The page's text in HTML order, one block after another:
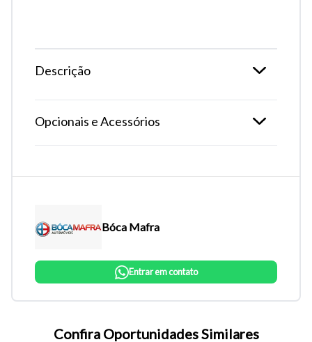
Descrição
Opcionais e Acessórios
Bóca Mafra
Entrar em contato
Confira Oportunidades Similares